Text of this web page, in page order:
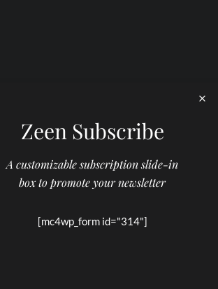
Zeen Subscribe
A customizable subscription slide-in
box to promote your newsletter
[mc4wp_form id="314"]